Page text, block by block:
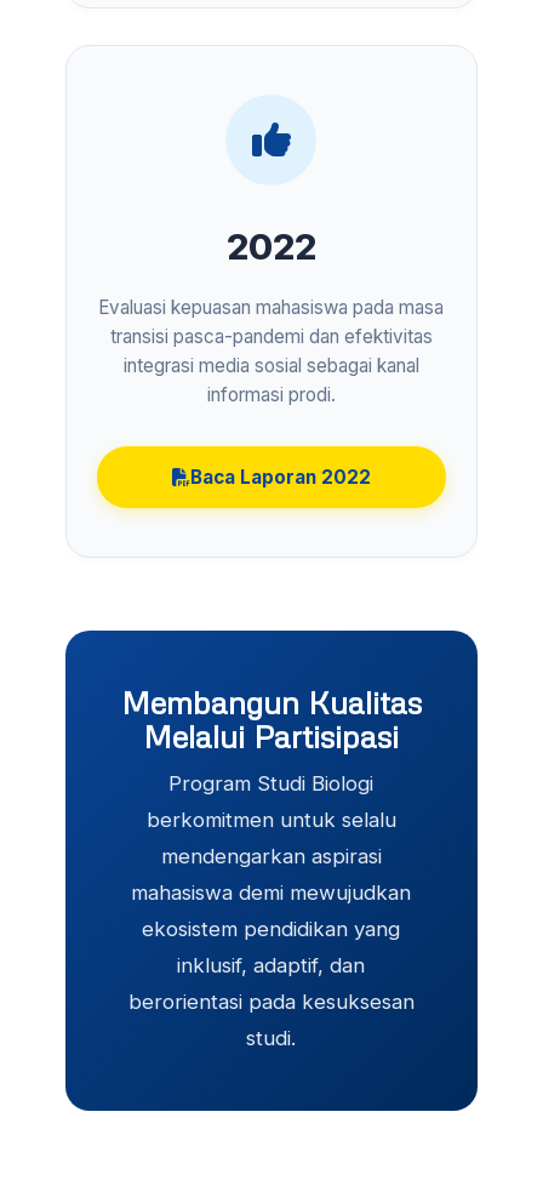
2022
Evaluasi kepuasan mahasiswa pada masa
transisi pasca-pandemi dan efektivitas
integrasi media sosial sebagai kanal
informasi prodi.
Baca Laporan 2022
Membangun Kualitas
Melalui Partisipasi
Program Studi Biologi
berkomitmen untuk selalu
mendengarkan aspirasi
mahasiswa demi mewujudkan
ekosistem pendidikan yang
inklusif, adaptif, dan
berorientasi pada kesuksesan
studi.